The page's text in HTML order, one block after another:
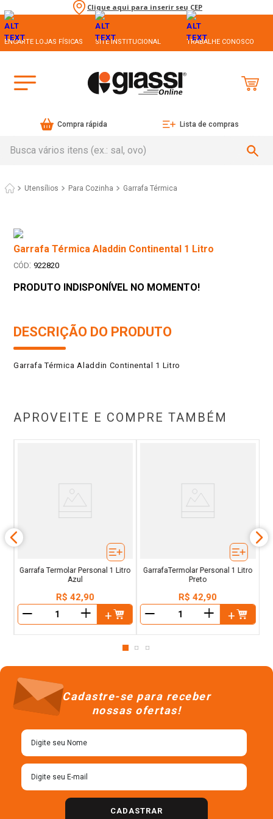
Clique aqui para inserir seu CEP
ENCARTE LOJAS FÍSICAS SITE INSTITUCIONAL TRABALHE CONOSCO
Compra rápida Lista de compras
Utensílios Para Cozinha Garrafa Térmica
Garrafa Térmica Aladdin Continental 1 Litro
: 922820
PRODUTO INDISPONÍVEL NO MOMENTO!
DESCRIÇÃO DO PRODUTO
Garrafa Térmica Aladdin Continental 1 Litro
APROVEITE E COMPRE TAMBÉM
Garrafa Termolar Personal 1 Litro
Azul
R$ 42,90
＋
GarrafaTermolar Personal 1 Litro
Preto
R$ 42,90
＋
Cadastre-se para receber
nossas ofertas!
CADASTRAR